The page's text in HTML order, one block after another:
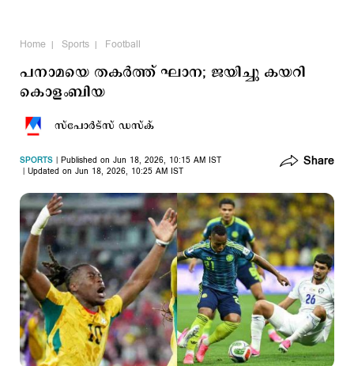
Home Sports Football
പനാമയെ തകര്‍ത്ത് ഘാന; ജയിച്ചു കയറി
കൊളംബിയ
സ്പോര്‍ട്സ് ഡസ്ക്
SPORTS
Published on Jun 18, 2026, 10:15 AM IST
Updated on Jun 18, 2026, 10:25 AM IST
Share